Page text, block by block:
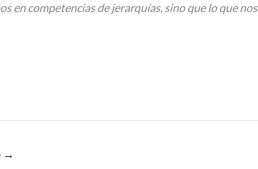
en competencias de jerarquías, sino que lo que nos
→